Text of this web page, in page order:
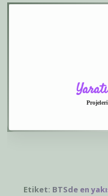
Etiket: BTSde en